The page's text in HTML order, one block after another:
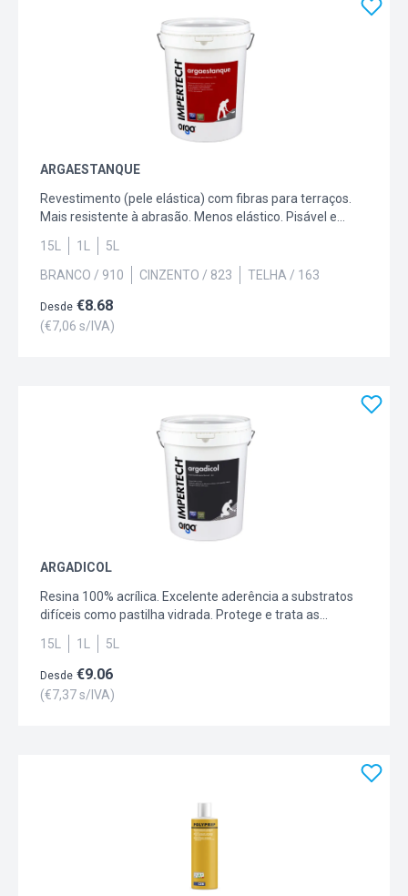
ARGAESTANQUE
Revestimento (pele elástica) com fibras para terraços.
Mais resistente à abrasão. Menos elástico. Pisável e
transitável. Cores disponíveis: 910 Branco; 118 Castanho
Avermelhado; 163 Telhas; 823 Cinzento; Capacidade: 1L,
5L, 15L.
15L 1L
5L
BRANCO / 910
CINZENTO / 823 TELHA / 163
Desde €8.68
(€7,06 s/IVA)
ARGADICOL
Resina 100% acrílica. Excelente aderência a substratos
difíceis como pastilha vidrada. Protege e trata as
infiltrações. Impermeável à água. Excelente flexibilidade
e elevada durabilidade. Capacidade: 1L, 5L, 15L.
15L 1L 5L
Desde €9.06
(€7,37s/IVA)